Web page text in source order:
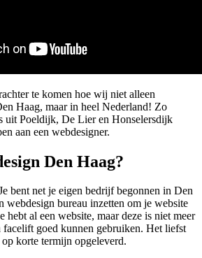
te komen hoe wij niet alleen
Haag, maar in heel Nederland! Zo
uit Poeldijk, De Lier en Honselersdijk
aan een webdesigner.
Den Haag?
bent net je eigen bedrijf begonnen in Den
webdesign bureau inzetten om je website
hebt al een website, maar deze is niet meer
facelift goed kunnen gebruiken. Het liefst
op korte termijn opgeleverd.